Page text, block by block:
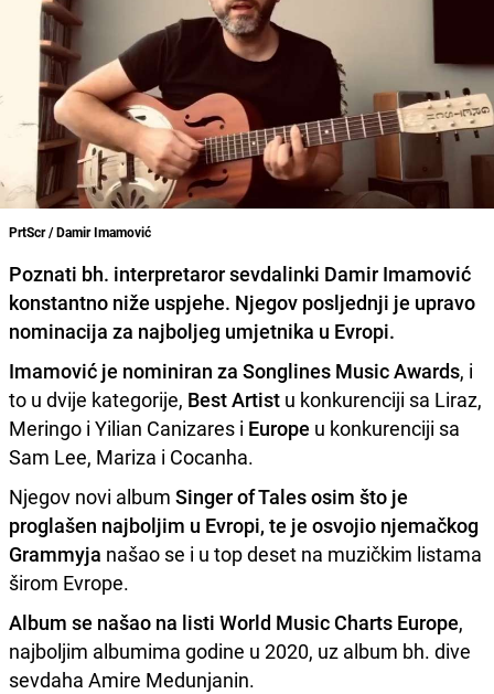
PrtScr / Damir Imamović
Poznati bh. interpretaror sevdalinki Damir Imamović
konstantno niže uspjehe. Njegov posljednji je upravo
nominacija za najboljeg umjetnika u Evropi.
Imamović je nominiran za Songlines Music Awards, i
to u dvije kategorije, Best Artist u konkurenciji sa Liraz,
Meringo i Yilian Canizares i Europe u konkurenciji sa
Sam Lee, Mariza i Cocanha.
Njegov novi album Singer of Tales osim što je
proglašen najboljim u Evropi, te je osvojio njemačkog
Grammyja našao se i u top deset na muzičkim listama
širom Evrope.
Album se našao na listi World Music Charts Europe,
najboljim albumima godine u 2020, uz album bh. dive
sevdaha Amire Medunjanin.